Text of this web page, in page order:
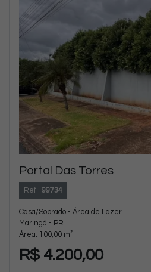
Portal Das Torres
Ref.: 99734
Casa/Sobrado - Área de Lazer
Maringá - PR
Área: 100,00 m²
R$ 4.200,00